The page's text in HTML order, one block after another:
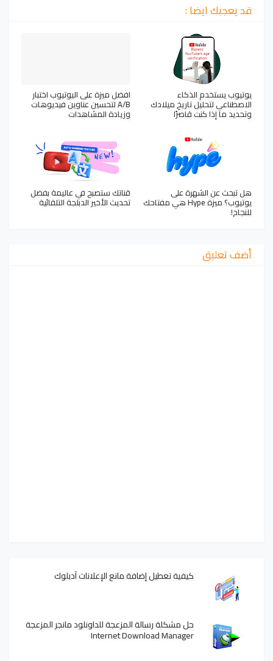
قد يعجبك ايضا :
يوتيوب يستخدم الذكاء
الاصطناعي لتحليل تاريخ ميلادك
وتحديد ما إذا كنت قاصرًا
افضل ميزة على اليوتيوب اختبار
A/B لتحسين عناوين فيديوهات
وزيادة المشاهدات
هل تبحث عن الشهرة على
يوتيوب؟ ميزة Hype هي مفتاحك
للنجاح!
قناتك ستصبح في عاليمة بفضل
تحديث الأخير الدبلجة التلقائية
أضف تعليق
كيفية تعطيل إضافة مانع الإعلانات آدبلوك
حل مشكلة رسالة المزعجة للداونلود مانجر المزعجة
Internet Download Manager